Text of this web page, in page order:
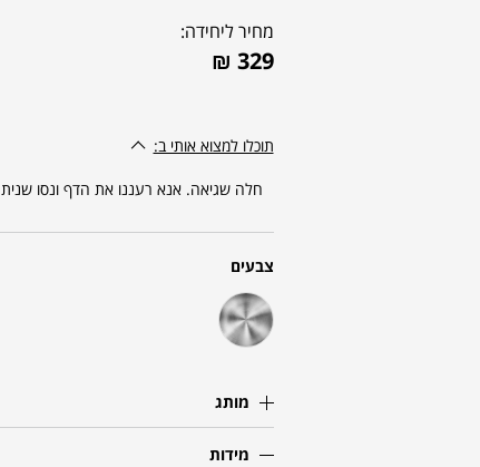
מחיר ליחידה:
₪ 329
תוכלו למצוא אותי ב:
חלה שגיאה. אנא רעננו את הדף ונסו שנית
צבעים
מותג
מידות